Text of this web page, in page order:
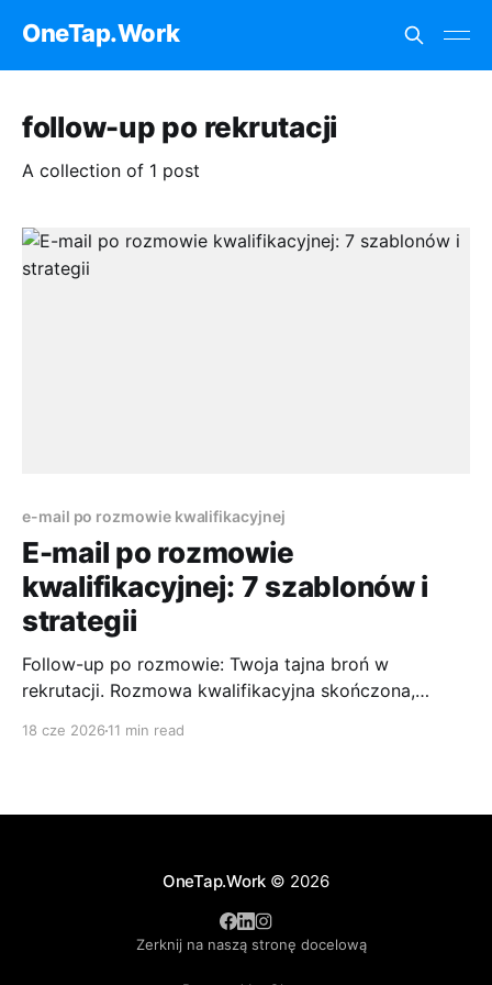
OneTap.Work
follow-up po rekrutacji
A collection of 1 post
e-mail po rozmowie kwalifikacyjnej
E-mail po rozmowie
kwalifikacyjnej: 7 szablonów i
strategii
Follow-up po rozmowie: Twoja tajna broń w
rekrutacji. Rozmowa kwalifikacyjna skończona,
18 cze 2026 11 min read
OneTap.Work © 2026
Zerknij na naszą stronę docelową